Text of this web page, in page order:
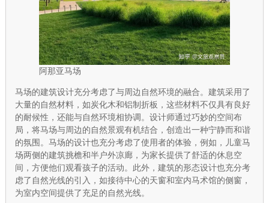
阿那亚马场
马场的建筑设计充分考虑了与周边自然环境的融合。建筑采用了
大量的自然材料，如炭化木和铝制折板，这些材料不仅具有良好
的耐候性，还能与自然环境相协调。设计师通过巧妙的空间布
局，将马场与周边的自然景观有机结合，创造出一种宁静而和谐
的氛围。马场的设计也充分考虑了使用者的体验，例如，儿童马
场两侧的建筑挑檐和半户外凉廊，为家长提供了舒适的休息空
间，方便他们观看孩子的活动。此外，建筑的形态设计也充分考
虑了自然光线的引入，如接待中心的天窗和室内马术馆的侧窗，
为室内空间提供了充足的自然光线。